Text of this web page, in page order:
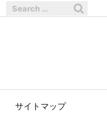
サイトマップ